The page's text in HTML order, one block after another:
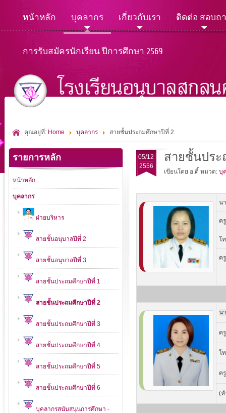
หน้าหลัก บุคลากร เกี่ยวกับเรา ติดต่อ สอบถ
การรับสมัครนักเรียน ปีการศึกษา 2569
คุณอยู่ที่: Home บุคลากร สายชั้นประถมศึกษาปีที่ 2
05/12
2556
สายชั้นประ
เขียนโดย อ.ดี้ หมวด: บุ
น
ค
โ
ค
น
ค
โ
ค
(หั
รายการหลัก
หน้าหลัก
บุคลากร
ฝ่ายบริหาร
สายชั้นอนุบาลปีที่ 2
สายชั้นอนุบาลปีที่ 3
สายชั้นประถมศึกษาปีที่ 1
สายชั้นประถมศึกษาปีที่ 2
สายชั้นประถมศึกษาปีที่ 3
สายชั้นประถมศึกษาปีที่ 4
สายชั้นประถมศึกษาปีที่ 5
สายชั้นประถมศึกษาปีที่ 6
บุคลากรสนับสนุนการศึกษา -